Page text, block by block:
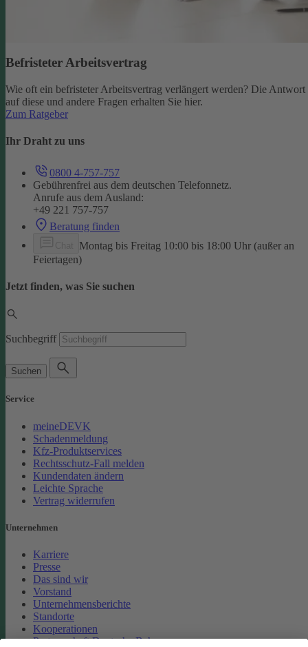
Befristeter Arbeitsvertrag
Wie oft ein befristeter Arbeitsvertrag verlängert werden? Die Antwort
auf diese und andere Fragen erhalten Sie hier.
Zum Ratgeber
Ihr Draht zu uns
0800 4-757-757
Gebührenfrei aus dem deutschen Telefonnetz.
Anrufe aus dem Ausland:
+49 221 757-757
Beratung finden
Montag bis Freitag 10:00 bis 18:00 Uhr (außer an
Feiertagen)
Jetzt finden, was Sie suchen
Suchbegriff
Suchen
Service
meineDEVK
Schadenmeldung
Kfz-Produktservices
Rechtsschutz-Fall melden
Kundendaten ändern
Leichte Sprache
Vertrag widerrufen
Unternehmen
Karriere
Presse
Das sind wir
Vorstand
Unternehmensberichte
Standorte
Kooperationen
Partnerschaft Deutsche Bahn